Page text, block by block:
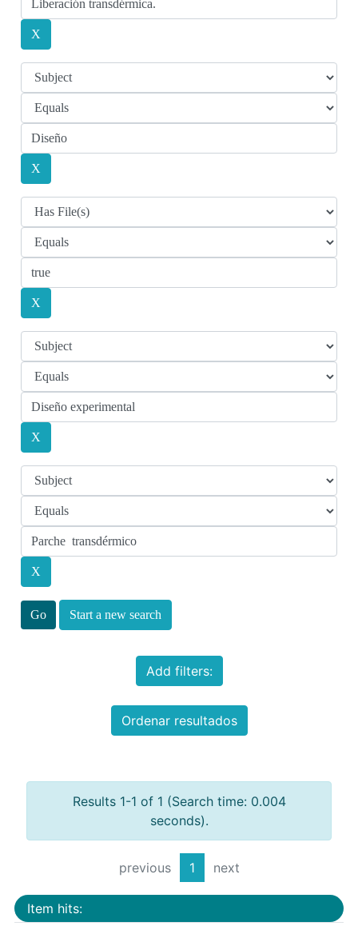
Start a new search
Add filters:
Ordenar resultados
Results 1-1 of 1 (Search time: 0.004
seconds).
previous 1 next
Item hits: